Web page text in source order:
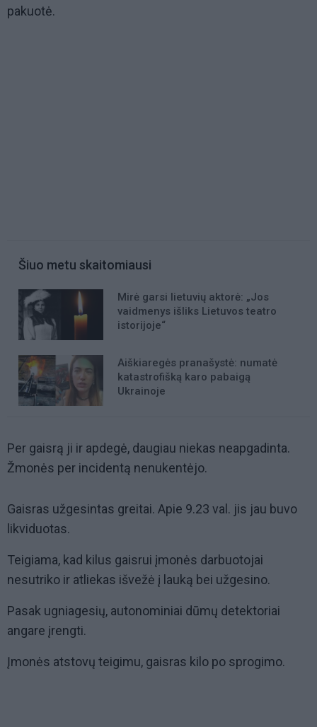
pakuotė.
Šiuo metu skaitomiausi
Mirė garsi lietuvių aktorė: „Jos
vaidmenys išliks Lietuvos teatro
istorijoje“
Aiškiaregės pranašystė: numatė
katastrofišką karo pabaigą
Ukrainoje
Per gaisrą ji ir apdegė, daugiau niekas neapgadinta.
Žmonės per incidentą nenukentėjo.
Gaisras užgesintas greitai. Apie 9.23 val. jis jau buvo
likviduotas.
Teigiama, kad kilus gaisrui įmonės darbuotojai
nesutriko ir atliekas išvežė į lauką bei užgesino.
Pasak ugniagesių, autonominiai dūmų detektoriai
angare įrengti.
Įmonės atstovų teigimu, gaisras kilo po sprogimo.